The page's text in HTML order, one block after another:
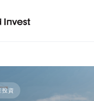
投資